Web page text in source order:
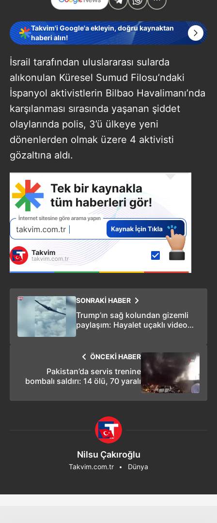
Takvim'i Google'a ekleyin, doğru kaynaktan
haberi alın!
İsrail tarafından uluslararası sularda
alıkonulan Küresel Sumud Filosu’ndaki
İspanyol aktivistlerin Bilbao Havalimanı’nda
karşılanması sırasında yaşanan şiddet
olaylarında polis, 3’ü ülkeye yeni
dönenlerden olmak üzere 4 aktivisti
gözaltına aldı.
SONRAKİ HABER
Trump’ın sağ kolundan gizemli
paylaşım: Hayalet uçaklı video
ÖNCEKİ HABER
Pakistan’da servis trenine
bombalı saldırı: 14 ölü, 70 yaralı
Nilsu Çakıroğlu
Takvim.com.tr Dünya